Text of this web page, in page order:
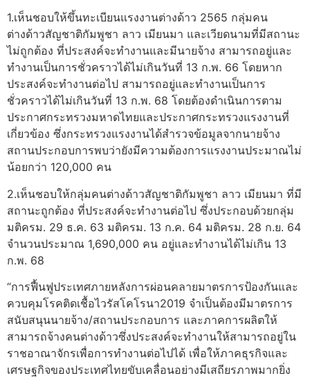
1.เห็นชอบให้ขึ้นทะเบียนแรงงานต่างด้าว 2565 กลุ่มคน
ต่างด้าวสัญชาติกัมพูชา ลาว เมียนมา และเวียดนามที่มีสถานะ
ไม่ถูกต้อง ที่ประสงค์จะทำงานและมีนายจ้าง สามารถอยู่และ
ทำงานเป็นการชั่วคราวได้ไม่เกินวันที่ 13 ก.พ. 66 โดยหาก
ประสงค์จะทำงานต่อไป สามารถอยู่และทำงานเป็นการ
ชั่วคราวได้ไม่เกินวันที่ 13 ก.พ. 68 โดยต้องดำเนินการตาม
ประกาศกระทรวงมหาดไทยและประกาศกระทรวงแรงงานที่
เกี่ยวข้อง ซึ่งกระทรวงแรงงานได้สำรวจข้อมูลจากนายจ้าง
สถานประกอบการพบว่ายังมีความต้องการแรงงานประมาณไม่
น้อยกว่า 120,000 คน
2.เห็นชอบให้กลุ่มคนต่างด้าวสัญชาติกัมพูชา ลาว เมียนมา ที่มี
สถานะถูกต้อง ที่ประสงค์จะทำงานต่อไป ซึ่งประกอบด้วยกลุ่ม
มติครม. 29 ธ.ค. 63 มติครม. 13 ก.ค. 64 มติครม. 28 ก.ย. 64
จำนวนประมาณ 1,690,000 คน อยู่และทำงานได้ไม่เกิน 13
ก.พ. 68
“การฟื้นฟูประเทศภายหลังการผ่อนคลายมาตรการป้องกันและ
ควบคุมโรคติดเชื้อไวรัสโคโรนา2019 จำเป็นต้องมีมาตรการ
สนับสนุนนายจ้าง/สถานประกอบการ และภาคการผลิตให้
สามารถจ้างคนต่างด้าวซึ่งประสงค์จะทำงานให้สามารถอยู่ใน
ราชอาณาจักรเพื่อการทำงานต่อไปได้ เพื่อให้ภาคธุรกิจและ
เศรษฐกิจของประเทศไทยขับเคลื่อนอย่างมีเสถียรภาพมากยิ่ง